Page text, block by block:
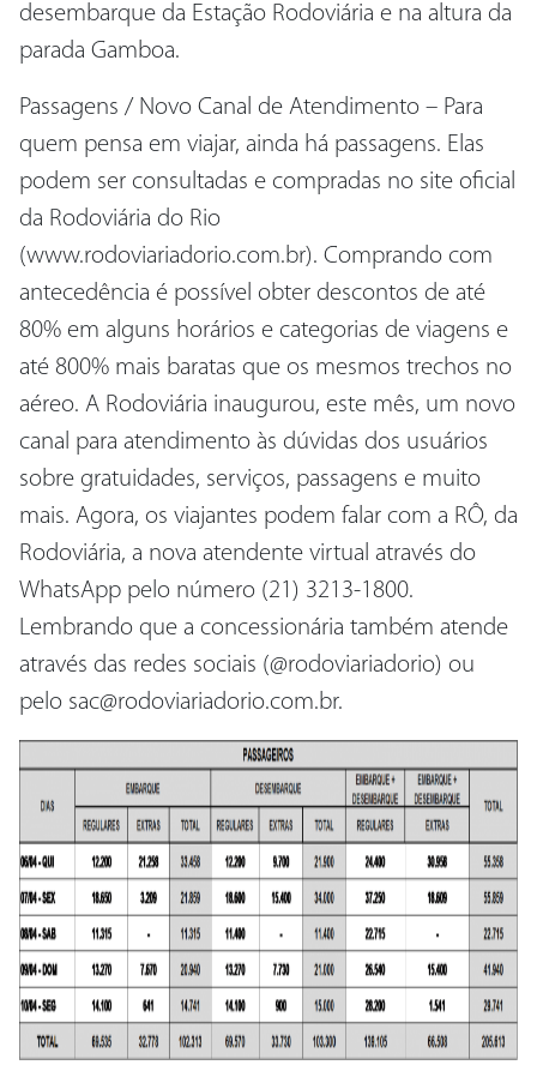
desembarque da Estação Rodoviária e na altura da
parada Gamboa.
Passagens / Novo Canal de Atendimento – Para
quem pensa em viajar, ainda há passagens. Elas
podem ser consultadas e compradas no site oficial
da Rodoviária do Rio
(www.rodoviariadorio.com.br). Comprando com
antecedência é possível obter descontos de até
80% em alguns horários e categorias de viagens e
até 800% mais baratas que os mesmos trechos no
aéreo. A Rodoviária inaugurou, este mês, um novo
canal para atendimento às dúvidas dos usuários
sobre gratuidades, serviços, passagens e muito
mais. Agora, os viajantes podem falar com a RÔ, da
Rodoviária, a nova atendente virtual através do
WhatsApp pelo número (21) 3213-1800.
Lembrando que a concessionária também atende
através das redes sociais (@rodoviariadorio) ou
pelo sac@rodoviariadorio.com.br.